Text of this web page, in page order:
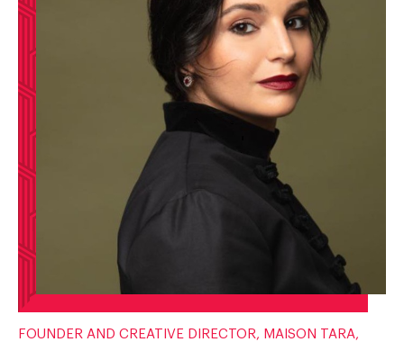
FOUNDER AND CREATIVE DIRECTOR, MAISON TARA,